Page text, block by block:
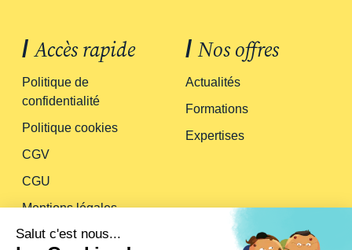
/ Accès rapide
Politique de
confidentialité
Politique cookies
CGV
CGU
Mentions légales
/ Nos offres
Actualités
Formations
Expertises